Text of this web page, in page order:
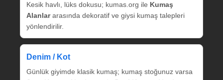
Kesik havlı, lüks dokusu; kumas.org ile Kumaş
Alanlararasında dekoratif ve giysi kumaş talepleri
yönlendirilir.
Denim / Kot
Günlük giyimde klasik kumaş; kumaş stoğunuz varsa